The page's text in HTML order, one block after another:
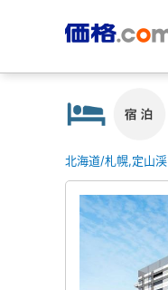
北海道/札幌,定山渓